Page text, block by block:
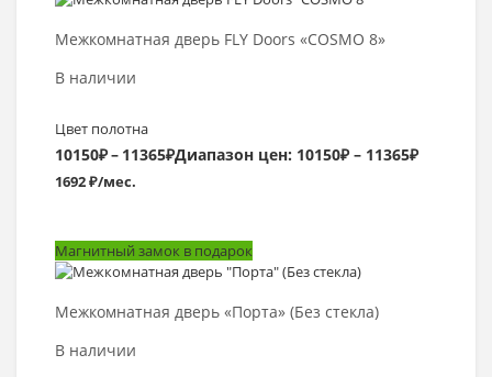
Межкомнатная дверь FLY Doors «COSMO 8»
В наличии
Цвет полотна
10150₽– 11365₽Диапазон цен: 10150₽ – 11365₽
1692 ₽/мес.
Магнитный замок в подарок
Межкомнатная дверь «Порта» (Без стекла)
В наличии
Выбрать >